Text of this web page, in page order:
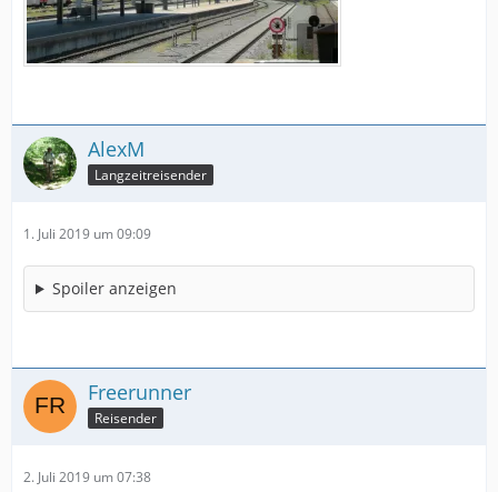
AlexM
Langzeitreisender
1. Juli 2019 um 09:09
Spoiler anzeigen
Freerunner
Reisender
2. Juli 2019 um 07:38